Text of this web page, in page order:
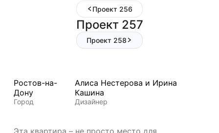
Проект 256
Проект 257
Проект 258
Ростов-на-
Дону
Город
Алиса Нестерова и Ирина
Кашина
Дизайнер
Эта квартира – не просто место для